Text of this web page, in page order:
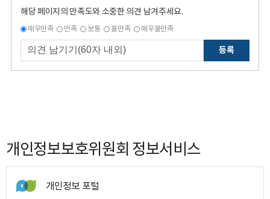
해당 페이지의 만족도와 소중한 의견 남겨주세요.
매우만족 만족 보통 불만족 매우불만족
등록
개인정보보호위원회 정보서비스
개인정보 포털